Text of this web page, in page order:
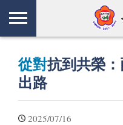
從對抗到共榮
出路
2025/07/16